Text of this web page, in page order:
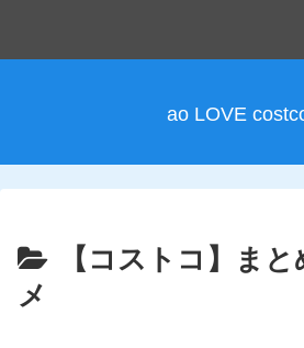
ao LOVE
【コストコ】ま
メ